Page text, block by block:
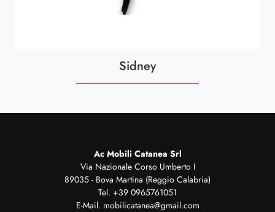
Sidney
Ac Mobili Catanea Srl
Via Nazionale Corso Umberto I
89035 - Bova Martina (Reggio Calabria)
Tel. +39 0965761051
E-Mail. mobilicatanea@gmail.com